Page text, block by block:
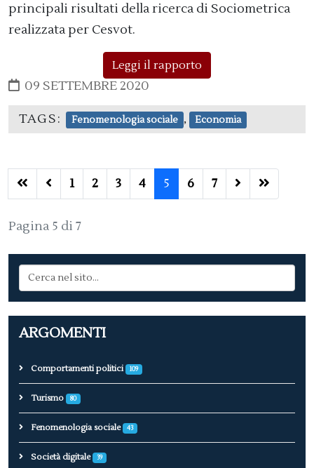
principali risultati della ricerca di Sociometrica
realizzata per Cesvot.
Leggi il rapporto
09 SETTEMBRE 2020
TAGS: Fenomenologia sociale , Economia
1 2 3 4 5 6 7
Pagina 5 di 7
ARGOMENTI
Comportamenti politici 109
Turismo 80
Fenomenologia sociale 43
Società digitale 39